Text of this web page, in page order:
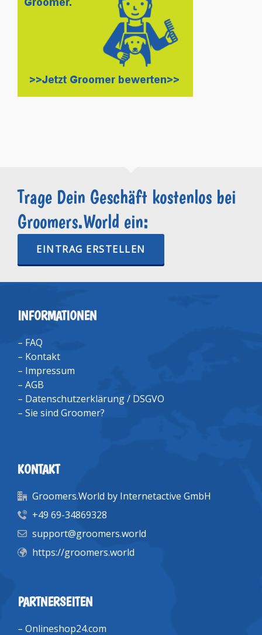
Trage Dein Geschäft kostenlos bei
Groomers.World ein:
EINTRAG ERSTELLEN
INFORMATIONEN
– FAQ
– Kontakt
– Impressum
– AGB
– Datenschutzerklärung / DSGVO
– Sie sind Groomer?
KONTAKT
Groomers.World by Internetactive GmbH
+49 69-34869328
support@groomers.world
https://groomers.world
PARTNERSEITEN
– Onlineshop24.com